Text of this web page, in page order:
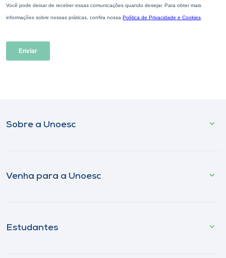
Sobre a Unoesc
Venha para a Unoesc
Estudantes